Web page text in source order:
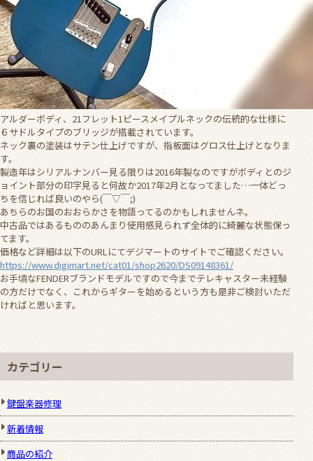
アルダーボディ、21フレット1ピースメイプルネックの伝統的な仕様に
６サドルタイプのブリッジが搭載されています。
ネック裏の塗装はサテン仕上げですが、指板面はグロス仕上げとなりま
す。
製造年はシリアルナンバー見る限りは2016年製なのですがボディとのジ
ョイント部分の印字見ると何故か2017年2月となってました…一体どっ
ちを信じれば良いのやら(￣▽￣;)
あちらのお国のおおらかさを物語ってるのかもしれませんネ。
中古品ではあるもののあんまり使用感見られず全体的に綺麗な状態保っ
てます。
価格など詳細は以下のURLにてデジマートのサイトでご確認ください。
https://www.digimart.net/cat01/shop2620/DS09148361/
お手頃なFENDERブランドモデルですので今までテレキャスター未経験
の方だけでなく、これからギターを始めるという方も是非ご検討いただ
ければと思います。
カテゴリー
鍵盤楽器修理
新着情報
商品の紹介